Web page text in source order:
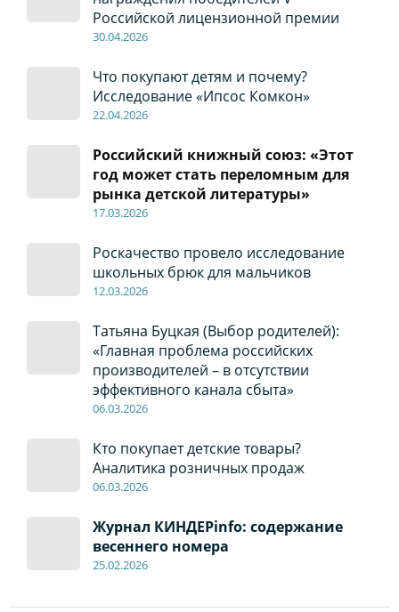
Российской лицензионной премии
30.04.2026
Что покупают детям и почему?
Исследование «Ипсос Комкон»
22.04.2026
Российский книжный союз: «Этот
год может стать переломным для
рынка детской литературы»
17.03.2026
Роскачество провело исследование
школьных брюк для мальчиков
12.03.2026
Татьяна Буцкая (Выбор родителей):
«Главная проблема российских
производителей – в отсутствии
эффективного канала сбыта»
06.03.2026
Кто покупает детские товары?
Аналитика розничных продаж
06.03.2026
Журнал КИНДЕРinfo: содержание
весеннего номера
25.02.2026